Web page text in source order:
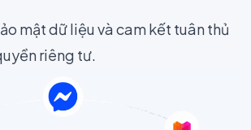
mật dữ liệu và cam kết tuân thủ
riêng tư.